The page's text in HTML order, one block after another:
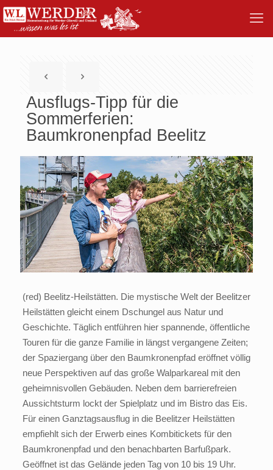
Ausflugs-Tipp für die
Sommerferien:
Baumkronenpfad Beelitz
(red) Beelitz-Heilstätten. Die mystische Welt der Beelitzer
Heilstätten gleicht einem Dschungel aus Natur und
Geschichte. Täglich entführen hier spannende, öffentliche
Touren für die ganze Familie in längst vergangene Zeiten;
der Spaziergang über den Baumkronenpfad eröffnet völlig
neue Perspektiven auf das große Walparkareal mit den
geheimnisvollen Gebäuden. Neben dem barrierefreien
Aussichtsturm lockt der Spielplatz und im Bistro das Eis.
Für einen Ganztagsausflug in die Beelitzer Heilstätten
empfiehlt sich der Erwerb eines Kombitickets für den
Baumkronenpfad und den benachbarten Barfußpark.
Geöffnet ist das Gelände jeden Tag von 10 bis 19 Uhr.